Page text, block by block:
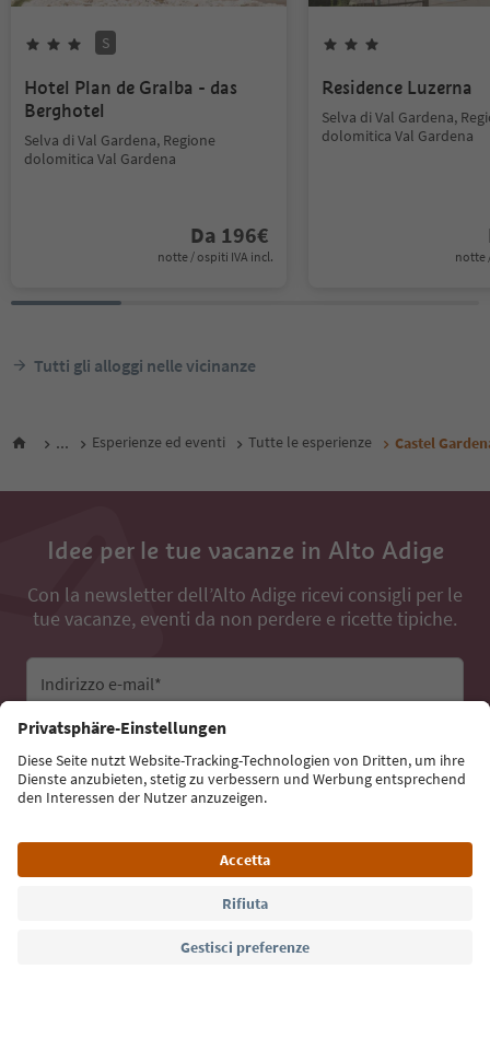
S
Hotel Plan de Gralba - das
Berghotel
Selva di Val Gardena, Regione
dolomitica Val Gardena
Da 196€
notte / ospiti IVA incl.
Residence Luzerna
Selva di Val Gardena,
dolomitica Val Gardena
notte
Tutti gli alloggi nelle vicinanze
... Esperienze ed eventi Tutte le esperienze Castel
Idee per le tue vacanze in Alto Adige
Con la newsletter dell’Alto Adige ricevi consigli per le
tue vacanze, eventi da non perdere e ricette tipiche.
Indirizzo e-mail*
Iscriviti alla newsletter